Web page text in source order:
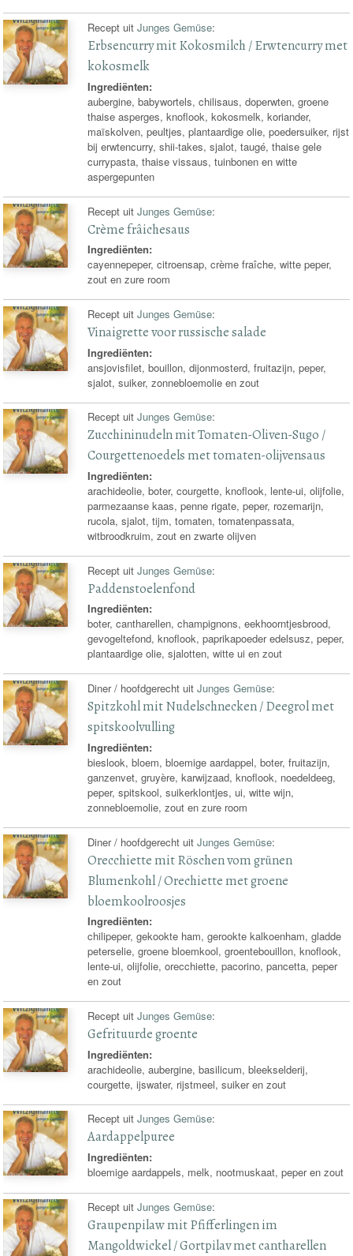
Recept uitJunges Gemüse:
Erbsencurry mit Kokosmilch / Erwtencurry met
kokosmelk
Ingrediënten:
aubergine, babywortels, chilisaus, doperwten, groene
thaise asperges, knoflook, kokosmelk, koriander,
maïskolven, peultjes, plantaardige olie, poedersuiker, rijst
bij erwtencurry, shii-takes, sjalot, taugé, thaise gele
currypasta, thaise vissaus, tuinbonen en witte
aspergepunten
Recept uitJunges Gemüse:
Crème frâichesaus
Ingrediënten:
cayennepeper, citroensap, crème fraîche, witte peper,
zout en zure room
Recept uitJunges Gemüse:
Vinaigrette voor russische salade
Ingrediënten:
ansjovisfilet, bouillon, dijonmosterd, fruitazijn, peper,
sjalot, suiker, zonnebloemolie en zout
Recept uitJunges Gemüse:
Zucchininudeln mit Tomaten-Oliven-Sugo /
Courgettenoedels met tomaten-olijvensaus
Ingrediënten:
arachideolie, boter, courgette, knoflook, lente-ui, olijfolie,
parmezaanse kaas, penne rigate, peper, rozemarijn,
rucola, sjalot, tijm, tomaten, tomatenpassata,
witbroodkruim, zout en zwarte olijven
Recept uitJunges Gemüse:
Paddenstoelenfond
Ingrediënten:
boter, cantharellen, champignons, eekhoorntjesbrood,
gevogeltefond, knoflook, paprikapoeder edelsusz, peper,
plantaardige olie, sjalotten, witte ui en zout
Diner / hoofdgerecht uitJunges Gemüse:
Spitzkohl mit Nudelschnecken / Deegrol met
spitskoolvulling
Ingrediënten:
bieslook, bloem, bloemige aardappel, boter, fruitazijn,
ganzenvet, gruyère, karwijzaad, knoflook, noedeldeeg,
peper, spitskool, suikerklontjes, ui, witte wijn,
zonnebloemolie, zout en zure room
Diner / hoofdgerecht uitJunges Gemüse:
Orecchiette mit Röschen vom grünen
Blumenkohl / Orechiette met groene
bloemkoolroosjes
Ingrediënten:
chilipeper, gekookte ham, gerookte kalkoenham, gladde
peterselie, groene bloemkool, groentebouillon, knoflook,
lente-ui, olijfolie, orecchiette, pacorino, pancetta, peper
en zout
Recept uitJunges Gemüse:
Gefrituurde groente
Ingrediënten:
arachideolie, aubergine, basilicum, bleekselderij,
courgette, ijswater, rijstmeel, suiker en zout
Recept uitJunges Gemüse:
Aardappelpuree
Ingrediënten:
bloemige aardappels, melk, nootmuskaat, peper en zout
Recept uitJunges Gemüse:
Graupenpilaw mit Pfifferlingen im
Mangoldwickel / Gortpilav met cantharellen